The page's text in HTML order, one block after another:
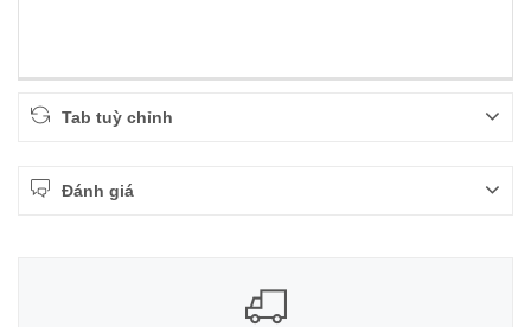
Tab tuỳ chỉnh
Đánh giá